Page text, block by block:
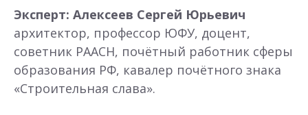
Эксперт: Алексеев Сергей Юрьевич
архитектор, профессор ЮФУ, доцент,
советник РААСН, почётный работник сферы
образования РФ, кавалер почётного знака
«Строительная слава».